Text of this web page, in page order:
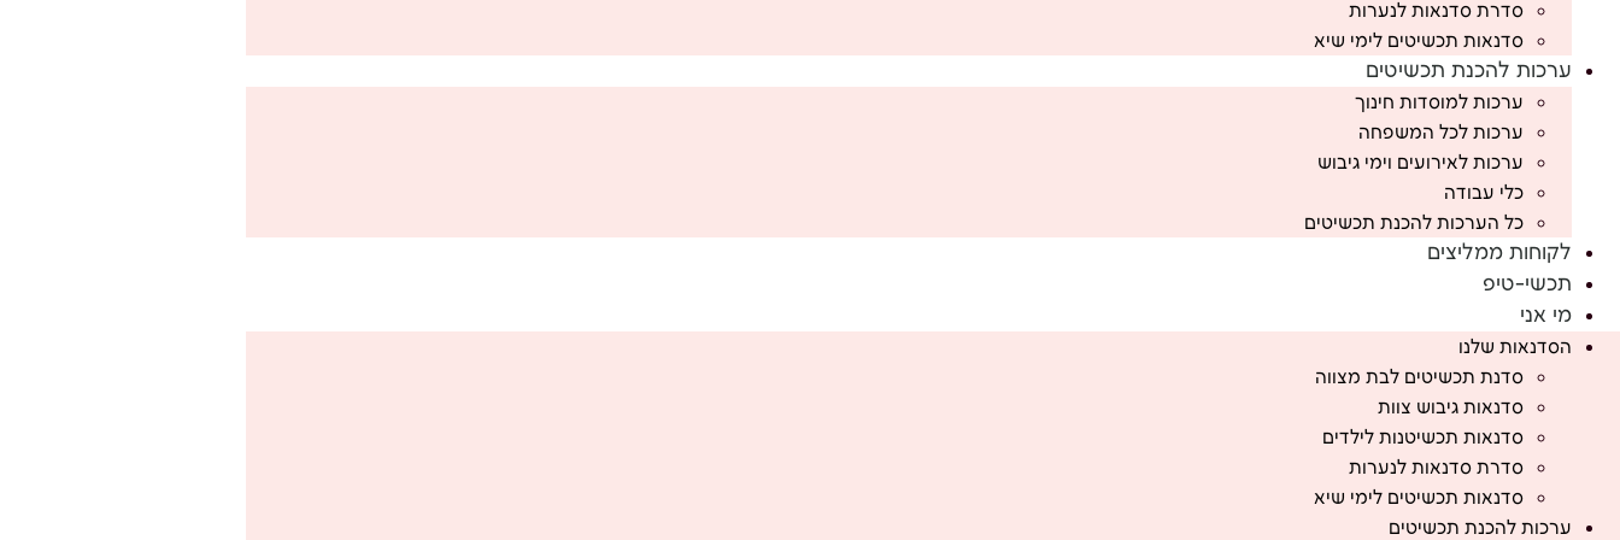
סדרת סדנאות לנערות
סדנאות תכשיטים לימי שיא
ערכות להכנת תכשיטים
ערכות למוסדות חינוך
ערכות לכל המשפחה
ערכות לאירועים וימי גיבוש
כלי עבודה
כל הערכות להכנת תכשיטים
לקוחות ממליצים
תכשי-טיפ
מי אני
הסדנאות שלנו
סדנת תכשיטים לבת מצווה
סדנאות גיבוש צוות
סדנאות תכשיטנות לילדים
סדרת סדנאות לנערות
סדנאות תכשיטים לימי שיא
ערכות להכנת תכשיטים